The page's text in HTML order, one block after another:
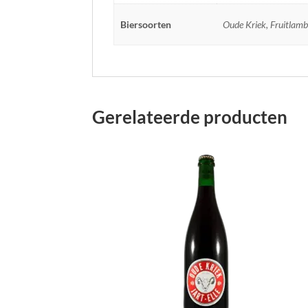
Biersoorten Oude Kriek,
Gerelateerde producten